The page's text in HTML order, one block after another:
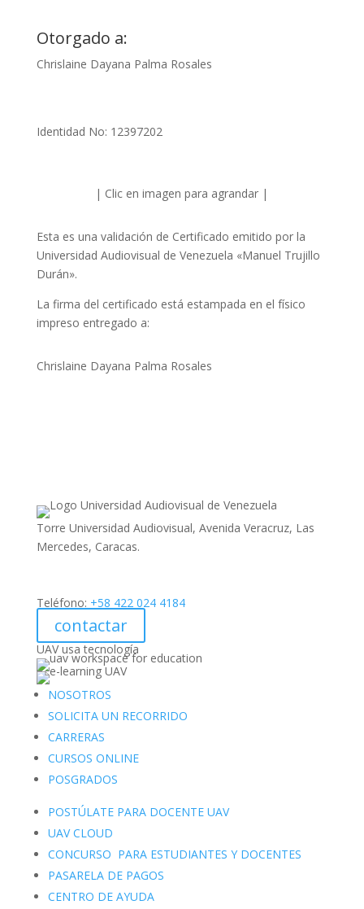
Otorgado a:
Chrislaine Dayana Palma Rosales
Identidad No: 12397202
| Clic en imagen para agrandar |
Esta es una validación de Certificado emitido por la
Universidad Audiovisual de Venezuela «Manuel Trujillo
Durán».
La firma del certificado está estampada en el físico
impreso entregado a:
Chrislaine Dayana Palma Rosales
Torre Universidad Audiovisual, Avenida Veracruz, Las
Mercedes, Caracas.
Teléfono: +58 422 024 4184
contactar
UAV usa tecnología
NOSOTROS
SOLICITA UN RECORRIDO
CARRERAS
CURSOS ONLINE
POSGRADOS
POSTÚLATE PARA DOCENTE UAV
UAV CLOUD
CONCURSO PARA ESTUDIANTES Y DOCENTES
PASARELA DE PAGOS
CENTRO DE AYUDA